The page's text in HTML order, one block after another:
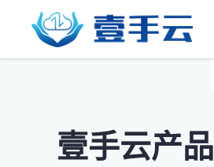
壹手云产品